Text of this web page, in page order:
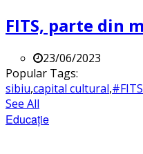
FITS, parte din
23/06/2023
Popular Tags:
sibiu,capital cultural,
See All
Educație